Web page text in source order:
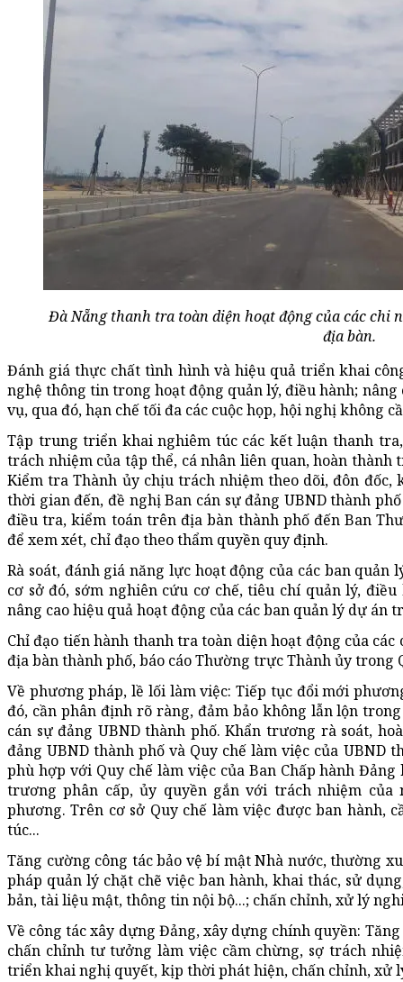
Đà Nẵng thanh tra toàn diện hoạt động của các chi
địa bàn.
Đánh giá thực chất tình hình và hiệu quả triển khai
nghệ thông tin trong hoạt động quản lý, điều hành;
vụ, qua đó, hạn chế tối đa các cuộc họp, hội nghị không
Tập trung triển khai nghiêm túc các kết luận thanh
trách nhiệm của tập thể, cá nhân liên quan, hoàn thành
Kiểm tra Thành ủy chịu trách nhiệm theo dõi, đôn
thời gian đến, đề nghị Ban cán sự đảng UBND thành
điều tra, kiểm toán trên địa bàn thành phố đến Ban
để xem xét, chỉ đạo theo thẩm quyền quy định.
Rà soát, đánh giá năng lực hoạt động của các ban
cơ sở đó, sớm nghiên cứu cơ chế, tiêu chí quản lý,
nâng cao hiệu quả hoạt động của các ban quản lý dự án
Chỉ đạo tiến hành thanh tra toàn diện hoạt động của
địa bàn thành phố, báo cáo Thường trực Thành ủy trong
Về phương pháp, lề lối làm việc: Tiếp tục đổi mới
đó, cần phân định rõ ràng, đảm bảo không lẫn lộn
cán sự đảng UBND thành phố. Khẩn trương rà soát,
đảng UBND thành phố và Quy chế làm việc của UBND
phù hợp với Quy chế làm việc của Ban Chấp hành
trương phân cấp, ủy quyền gắn với trách nhiệm của
phương. Trên cơ sở Quy chế làm việc được ban hành,
túc...
Tăng cường công tác bảo vệ bí mật Nhà nước, thường
pháp quản lý chặt chẽ việc ban hành, khai thác, sử
bản, tài liệu mật, thông tin nội bộ...; chấn chỉnh, xử lý
Về công tác xây dựng Đảng, xây dựng chính quyền:
chấn chỉnh tư tưởng làm việc cầm chừng, sợ trách
triển khai nghị quyết, kịp thời phát hiện, chấn chỉnh, xử